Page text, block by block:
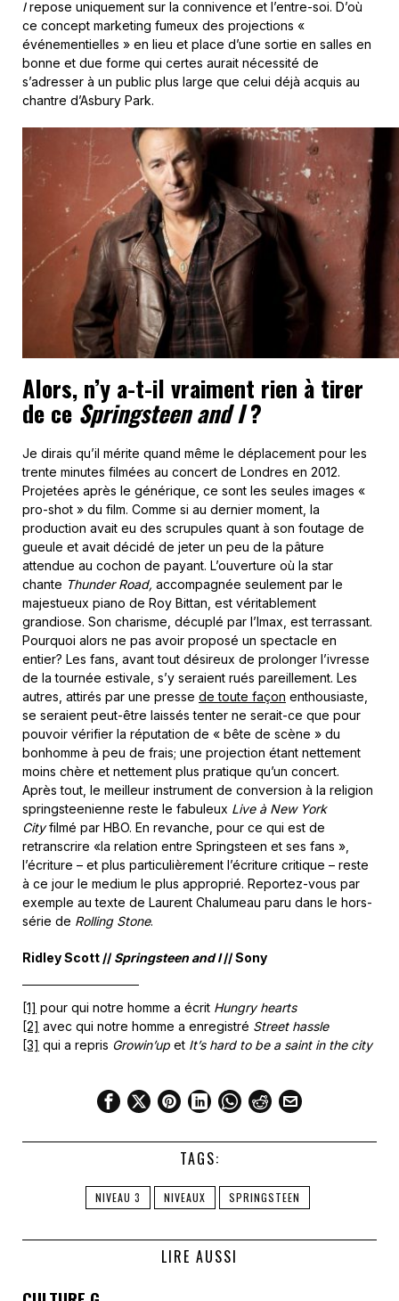
Irepose uniquement sur la connivence et l’entre-soi. D’où
ce concept marketing fumeux des projections «
événementielles » en lieu et place d’une sortie en salles en
bonne et due forme qui certes aurait nécessité de
s’adresser à un public plus large que celui déjà acquis au
chantre d’Asbury Park.
Alors, n’y a-t-il vraiment rien à tirer
de ceSpringsteen and I?
Je dirais qu’il mérite quand même le déplacement pour les
trente minutes filmées au concert de Londres en 2012.
Projetées après le générique, ce sont les seules images «
pro-shot » du film. Comme si au dernier moment, la
production avait eu des scrupules quant à son foutage de
gueule et avait décidé de jeter un peu de la pâture
attendue au cochon de payant. L’ouverture où la star
chante Thunder Road, accompagnée seulement par le
majestueux piano de Roy Bittan, est véritablement
grandiose. Son charisme, décuplé par l’Imax, est terrassant.
Pourquoi alors ne pas avoir proposé un spectacle en
entier? Les fans, avant tout désireux de prolonger l’ivresse
de la tournée estivale, s’y seraient rués pareillement. Les
autres, attirés par une presse de toute façon enthousiaste,
se seraient peut-être laissés tenter ne serait-ce que pour
pouvoir vérifier la réputation de « bête de scène » du
bonhomme à peu de frais; une projection étant nettement
moins chère et nettement plus pratique qu’un concert.
Après tout, le meilleur instrument de conversion à la religion
springsteenienne reste le fabuleux Live à New York
Cityfilmé par HBO. En revanche, pour ce qui est de
retranscrire «la relation entre Springsteen et ses fans »,
l’écriture – et plus particulièrement l’écriture critique – reste
à ce jour le medium le plus approprié. Reportez-vous par
exemple au texte de Laurent Chalumeau paru dans le hors-
série de Rolling Stone.
Ridley Scott // Springsteen and I// Sony
[1] pour qui notre homme a écrit Hungry hearts
[2] avec qui notre homme a enregistré Street hassle
[3] qui a repris Growin’up et It’s hard to be a saint in the city
TAGS:
NIVEAU 3 NIVEAUX SPRINGSTEEN
LIRE AUSSI